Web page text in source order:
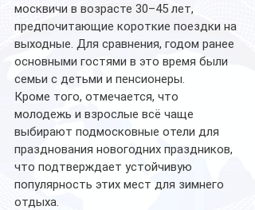
москвичи в возрасте 30–45 лет,
предпочитающие короткие поездки на
выходные. Для сравнения, годом ранее
основными гостями в это время были
семьи с детьми и пенсионеры.
Кроме того, отмечается, что
молодежь и взрослые всё чаще
выбирают подмосковные отели для
празднования новогодних праздников,
что подтверждает устойчивую
популярность этих мест для зимнего
отдыха.